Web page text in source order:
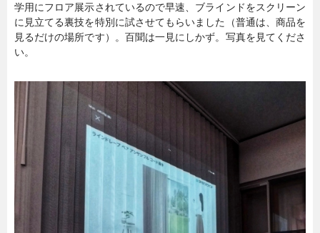
学用にフロア展示されているので早速、ブラインドをスクリーン
に見立てる裏技を特別に試させてもらいました（普通は、商品を
見るだけの場所です）。百聞は一見にしかず。写真を見てくださ
い。